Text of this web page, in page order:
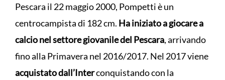
Pescara il 22 maggio 2000, Pompetti è un
centrocampista di 182 cm. Ha iniziato a giocare a
calcio nel settore giovanile del Pescara, arrivando
fino alla Primavera nel 2016/2017. Nel 2017 viene
acquistato dall’Interconquistando con la